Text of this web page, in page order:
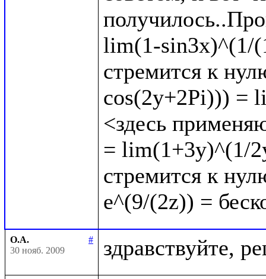
lim(1-sin3x)^(1/
стремится к
cos(2y+2Pi))) =
<здесь
= lim(1+3y)^(1/
стремится к
О.А.
#
30 нояб. 2009